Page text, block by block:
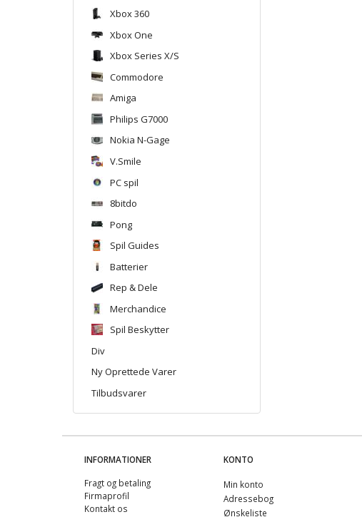
Xbox 360
Xbox One
Xbox Series X/S
Commodore
Amiga
Philips G7000
Nokia N-Gage
V.Smile
PC spil
8bitdo
Pong
Spil Guides
Batterier
Rep & Dele
Merchandice
Spil Beskytter
Div
Ny Oprettede Varer
Tilbudsvarer
INFORMATIONER
Fragt og betaling
Firmaprofil
Kontakt os
KONTO
Min konto
Adressebog
Ønskeliste